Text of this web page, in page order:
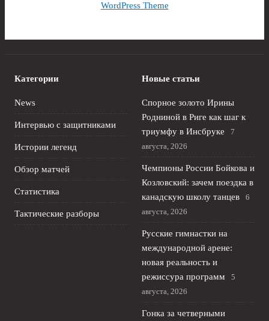
WordPress Theme
Категории
News
Интервью с защитниками
Истории легенд
Обзор матчей
Статистика
Тактические разборы
Новые статьи
Спорное золото Ирины
Родниной в Риге как шаг к
триумфу в Инсбруке
7
августа, 2026
Чемпионы России Бойкова и
Козловский: зачем поездка в
канадскую школу танцев
6
августа, 2026
Русские гимнастки на
международной арене:
новая реальность и
режиссура программ
5
августа, 2026
Гонка за четверными